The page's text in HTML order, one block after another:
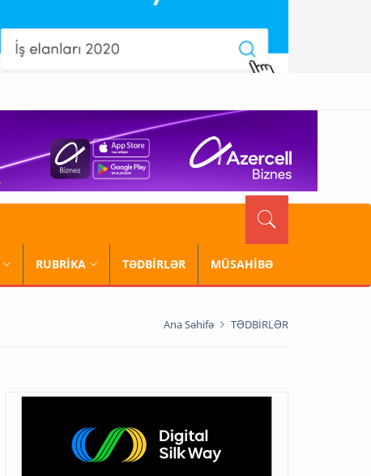
RUBRİKA TƏDBİRLƏR MÜSAHİBƏ
Ana Səhifə TƏDBİRLƏR